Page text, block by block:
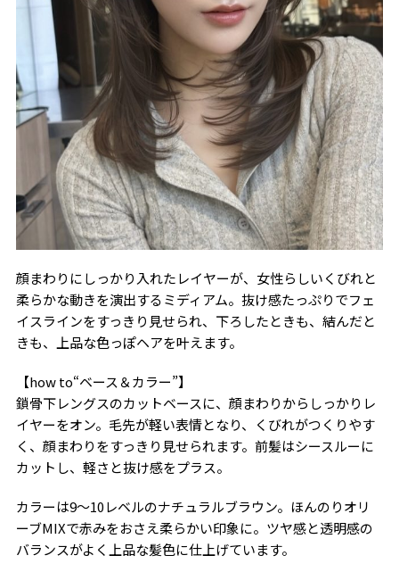
顔まわりにしっかり入れたレイヤーが、女性らしいくびれと
柔らかな動きを演出するミディアム。抜け感たっぷりでフェ
イスラインをすっきり見せられ、下ろしたときも、結んだと
きも、上品な色っぽヘアを叶えます。
【how to“ベース＆カラー”】
鎖骨下レングスのカットベースに、顔まわりからしっかりレ
イヤーをオン。毛先が軽い表情となり、くびれがつくりやす
く、顔まわりをすっきり見せられます。前髪はシースルーに
カットし、軽さと抜け感をプラス。
カラーは9〜10レベルのナチュラルブラウン。ほんのりオリ
ーブMIXで赤みをおさえ柔らかい印象に。ツヤ感と透明感の
バランスがよく上品な髪色に仕上げています。